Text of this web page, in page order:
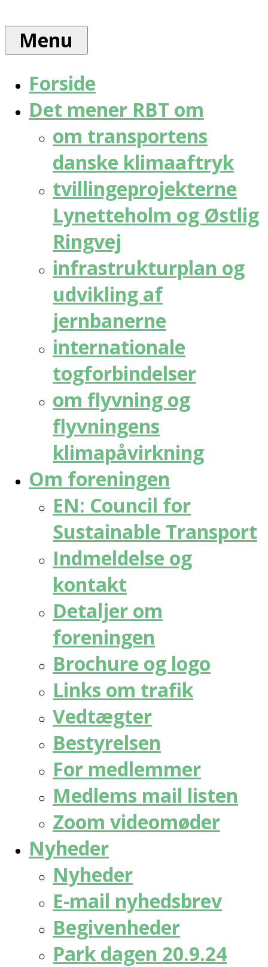
content
for
bæredygtig
trafik
Menu
Forside
Det mener RBT om
om transportens
danske klimaaftryk
tvillingeprojekterne
Lynetteholm og Østlig
Ringvej
infrastrukturplan og
udvikling af
jernbanerne
internationale
togforbindelser
om flyvning og
flyvningens
klimapåvirkning
Om foreningen
EN: Council for
Sustainable Transport
Indmeldelse og
kontakt
Detaljer om
foreningen
Brochure og logo
Links om trafik
Vedtægter
Bestyrelsen
For medlemmer
Medlems mail listen
Zoom videomøder
Nyheder
Nyheder
E-mail nyhedsbrev
Begivenheder
Park dagen 20.9.24